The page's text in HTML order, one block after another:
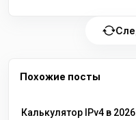
Похожие посты
Калькулятор IPv4 в